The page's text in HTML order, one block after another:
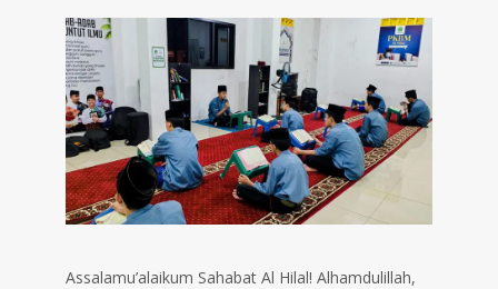
Assalamu’alaikum Sahabat Al Hilal! Alhamdulillah,